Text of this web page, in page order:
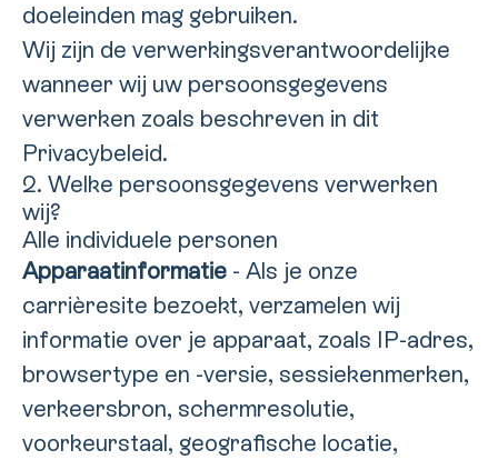
doeleinden mag gebruiken.
Wij zijn de verwerkingsverantwoordelijke
wanneer wij uw persoonsgegevens
verwerken zoals beschreven in dit
Privacybeleid.
2. Welke persoonsgegevens verwerken
wij?
Alle individuele personen
Apparaatinformatie - Als je onze
carrièresite bezoekt, verzamelen wij
informatie over je apparaat, zoals IP-adres,
browsertype en -versie, sessiekenmerken,
verkeersbron, schermresolutie,
voorkeurstaal, geografische locatie,